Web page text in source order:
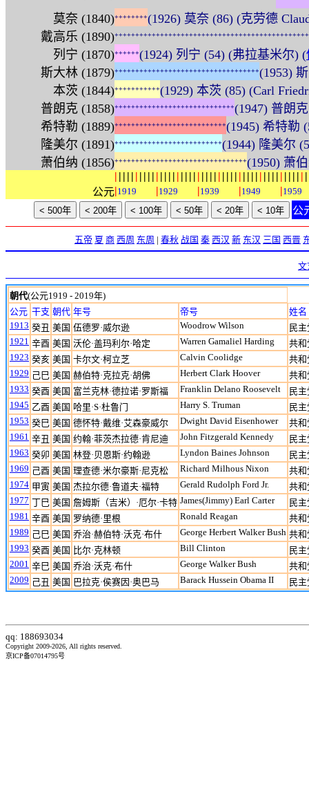
莫奈 (1840)++++++++(1926) 莫奈 (86) (克劳德
戴高乐 (1890)+++++++++++++++++++++++++++++++++++++++++++++++
列宁 (1870)++++++(1924) 列宁 (54) (弗拉基米尔) (
斯大林 (1879)+++++++++++++++++++++++++++++++++++(1953)
本茨 (1844)+++++++++++(1929) 本茨 (85) (Carl
普朗克 (1858)+++++++++++++++++++++++++++++(1947) 普朗
希特勒 (1889)+++++++++++++++++++++++++++(1945) 希特勒
隆美尔 (1891)++++++++++++++++++++++++++(1944) 隆美尔
萧伯纳 (1856)++++++++++++++++++++++++++++++++(1950) 萧
| | | | | | | | | | | | | | | | | | | | | | | | | | | | | | | | | | | | | | | | | | | | | | |
公元|1919 |1929 |1939 |1949 |1959
公
五帝 夏 商 西周 东周 | 春秋 战国 秦 西汉 新 东汉 三国 西晋
文
朝代(公元1919 - 2019年)
公元 干支 朝代 年号 帝号
姓名
1913 癸丑 美国 伍德罗·威尔逊 Woodrow Wilson
民主
1921 辛酉 美国 沃伦·盖玛利尔·哈定 Warren Gamaliel Harding
共和
1923 癸亥 美国 卡尔文·柯立芝 Calvin Coolidge
共和
1929 己巳 美国 赫伯特·克拉克·胡佛 Herbert Clark Hoover
共和
1933 癸酉 美国 富兰克林·德拉诺·罗斯福 Franklin Delano Roosevelt
民主
1945 乙酉 美国 哈里·S·杜鲁门 Harry S. Truman
民主
1953 癸巳 美国 德怀特·戴维·艾森豪威尔 Dwight David Eisenhower
共和
1961 辛丑 美国 约翰·菲茨杰拉德·肯尼迪 John Fitzgerald Kennedy
民主
1963 癸卯 美国 林登·贝恩斯·约翰逊 Lyndon Baines Johnson
民主
1969 己酉 美国 理查德·米尔豪斯·尼克松 Richard Milhous Nixon
共和
1974 甲寅 美国 杰拉尔德·鲁道夫·福特 Gerald Rudolph Ford Jr.
共和
1977 丁巳 美国 詹姆斯（吉米）·厄尔·卡特 James(Jimmy) Earl Carter
民主
1981 辛酉 美国 罗纳德·里根 Ronald Reagan
共和
1989 己巳 美国 乔治·赫伯特·沃克·布什 George Herbert Walker Bush 共和
1993 癸酉 美国 比尔·克林顿 Bill Clinton
民主
2001 辛巳 美国 乔治·沃克·布什 George Walker Bush
共和
2009 己丑 美国 巴拉克·侯赛因·奥巴马 Barack Hussein Obama II 民主
qq: 188693034
Copyright 2009-2026, All rights reserved.
京ICP备07014795号